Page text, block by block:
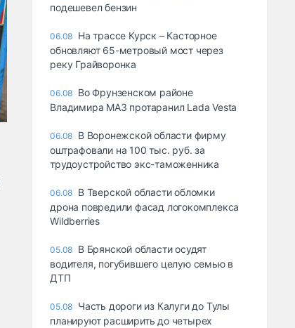
подешевел бензин
06.08 На трассе Курск – Касторное
обновляют 65-метровый мост через
реку Грайворонка
06.08 Во Фрунзенском районе
Владимира МАЗ протаранил Lada Vesta
06.08 В Воронежской области фирму
оштрафовали на 100 тыс. руб. за
трудоустройство экс-таможенника
06.08 В Тверской области обломки
дрона повредили фасад логокомплекса
Wildberries
05.08 В Брянской области осудят
водителя, погубившего целую семью в
ДТП
05.08 Часть дороги из Калуги до Тулы
планируют расширить до четырех